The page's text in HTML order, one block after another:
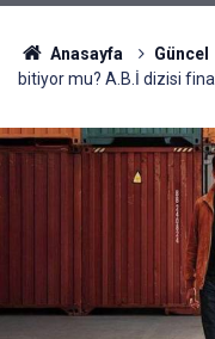
Anasayfa Güncel
bitiyor mu? A.B.İ dizisi